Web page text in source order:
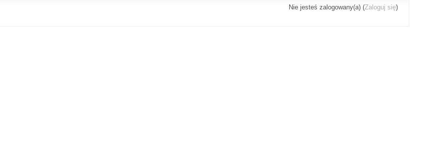
Nie jesteś zalogowany(a) (Zaloguj się)